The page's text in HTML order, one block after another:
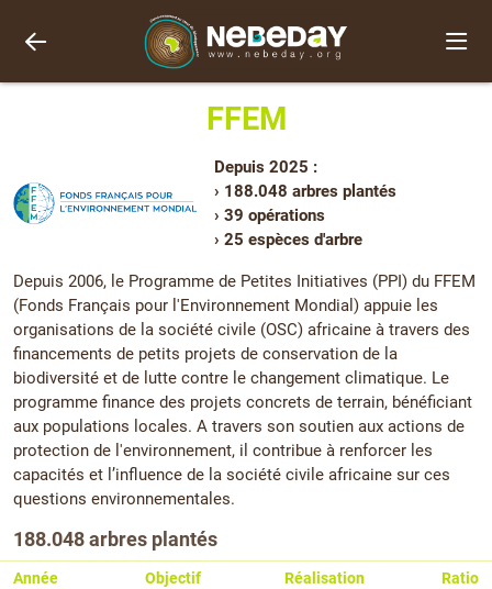
FFEM
Depuis 2025 :
› 188.048 arbres plantés
› 39 opérations
› 25 espèces d'arbre
Depuis 2006, le Programme de Petites Initiatives (PPI) du FFEM
(Fonds Français pour l'Environnement Mondial) appuie les
organisations de la société civile (OSC) africaine à travers des
financements de petits projets de conservation de la
biodiversité et de lutte contre le changement climatique. Le
programme finance des projets concrets de terrain, bénéficiant
aux populations locales. A travers son soutien aux actions de
protection de l'environnement, il contribue à renforcer les
capacités et l’influence de la société civile africaine sur ces
questions environnementales.
188.048 arbres plantés
Année Objectif Réalisation
Ratio